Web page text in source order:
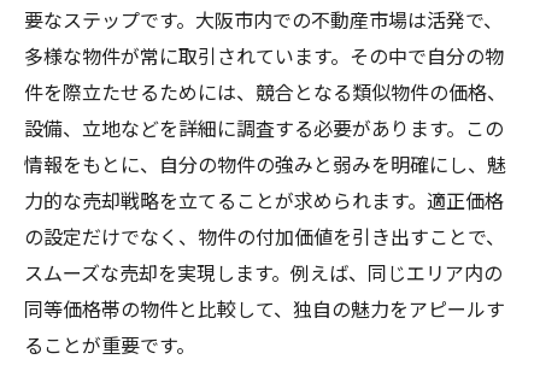
要なステップです。大阪市内での不動産市場は活発で、
多様な物件が常に取引されています。その中で自分の物
件を際立たせるためには、競合となる類似物件の価格、
設備、立地などを詳細に調査する必要があります。この
情報をもとに、自分の物件の強みと弱みを明確にし、魅
力的な売却戦略を立てることが求められます。適正価格
の設定だけでなく、物件の付加価値を引き出すことで、
スムーズな売却を実現します。例えば、同じエリア内の
同等価格帯の物件と比較して、独自の魅力をアピールす
ることが重要です。